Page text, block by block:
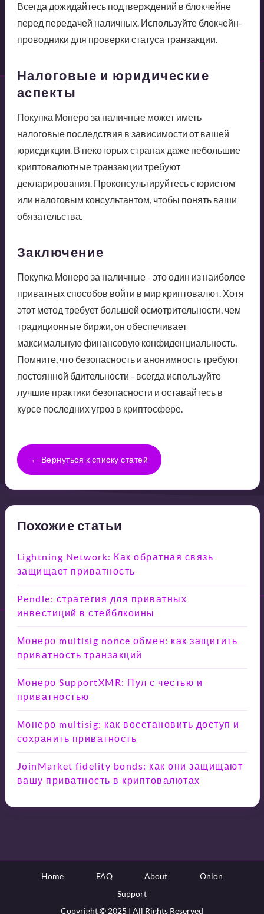
Всегда дожидайтесь подтверждений в блокчейне
перед передачей наличных. Используйте блокчейн-
проводники для проверки статуса транзакции.
Налоговые и юридические
аспекты
Покупка Монеро за наличные может иметь
налоговые последствия в зависимости от вашей
юрисдикции. В некоторых странах даже небольшие
криптовалютные транзакции требуют
декларирования. Проконсультируйтесь с юристом
или налоговым консультантом, чтобы понять ваши
обязательства.
Заключение
Покупка Монеро за наличные - это один из наиболее
приватных способов войти в мир криптовалют. Хотя
этот метод требует большей осмотрительности, чем
традиционные биржи, он обеспечивает
максимальную финансовую конфиденциальность.
Помните, что безопасность и анонимность требуют
постоянной бдительности - всегда используйте
лучшие практики безопасности и оставайтесь в
курсе последних угроз в криптосфере.
← Вернуться к списку статей
Похожие статьи
Lightning Network: Как обратная связь
защищает приватность
Pendle: стратегия для приватных
инвестиций в стейблкоины
Монеро multisig nonce обмен: как защитить
приватность транзакций
Монеро SupportXMR: Пул с честью и
приватностью
Монеро multisig: как восстановить доступ и
сохранить приватность
JoinMarket fidelity bonds: как они защищают
вашу приватность в криптовалютах
Home FAQ About
Onion
Support
Copyright © 2025 | All Rights Reserved